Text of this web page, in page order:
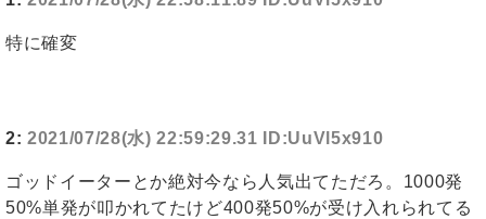
特に確変
2: 2021/07/28(水) 22:59:29.31 ID:UuVl5x910
ゴッドイーターとか絶対今なら人気出てただろ。1000発
50%単発が叩かれてたけど400発50%が受け入れられてる